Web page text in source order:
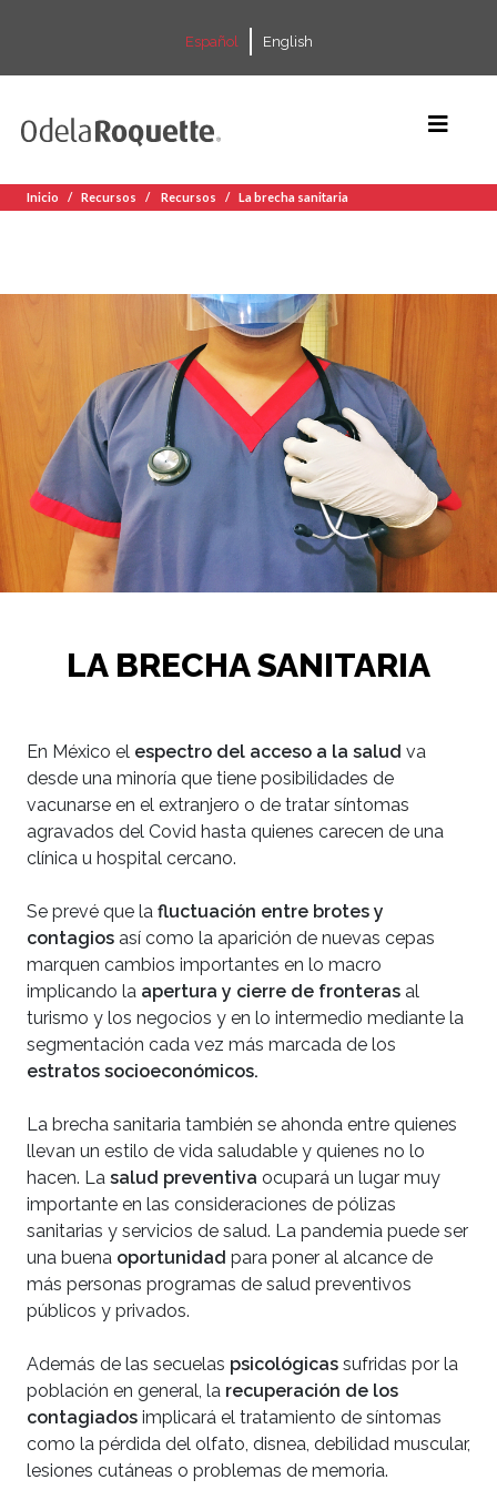
Español English
Inicio Recursos Recursos La brecha sanitaria
LA BRECHA SANITARIA
En México el espectro del acceso a la salud va
desde una minoría que tiene posibilidades de
vacunarse en el extranjero o de tratar síntomas
agravados del Covid hasta quienes carecen de una
clínica u hospital cercano.
Se prevé que la fluctuación entre brotes y
contagios así como la aparición de nuevas cepas
marquen cambios importantes en lo macro
implicando la apertura y cierre de fronteras al
turismo y los negocios y en lo intermedio mediante la
segmentación cada vez más marcada de los
estratos socioeconómicos.
La brecha sanitaria también se ahonda entre quienes
llevan un estilo de vida saludable y quienes no lo
hacen. La salud preventiva ocupará un lugar muy
importante en las consideraciones de pólizas
sanitarias y servicios de salud. La pandemia puede ser
una buena oportunidad para poner al alcance de
más personas programas de salud preventivos
públicos y privados.
Además de las secuelas psicológicas sufridas por la
población en general, la recuperación de los
contagiados implicará el tratamiento de síntomas
como la pérdida del olfato, disnea, debilidad muscular,
lesiones cutáneas o problemas de memoria.